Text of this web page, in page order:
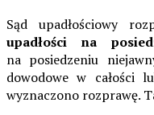
Sąd upadłościowy
upadłości na
na posiedzeniu
dowodowe w całości
wyznaczono rozprawę.